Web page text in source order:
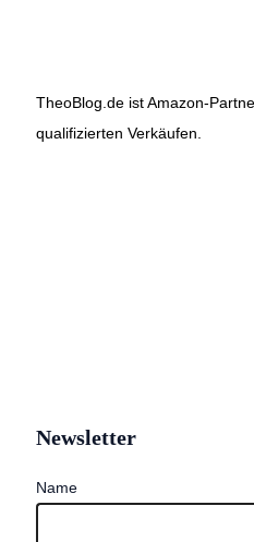
TheoBlog.de ist Amazon-
qualifizierten Verkäufen.
Newsletter
Name